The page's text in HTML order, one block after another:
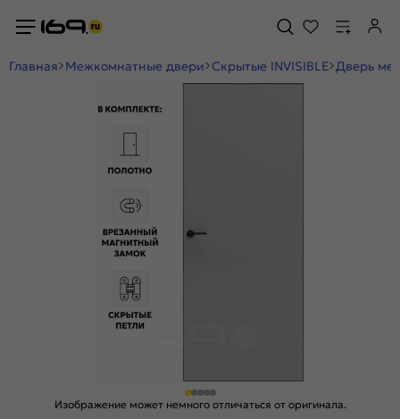
Главная Межкомнатные двери Скрытые INVISIBLE Дверь
Изображение может немного отличаться от оригинала.